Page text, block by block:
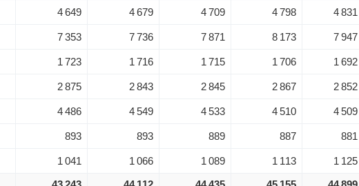
4 649 4 679 4 709 4 798 4 831
7 353 7 736 7 871 8 173 7 947
1 723 1 716 1 715 1 706 1 692
2 875 2 843 2 845 2 867 2 852
4 486 4 549 4 533 4 510 4 509
893 893 889 887 881
1 041 1 066 1 089 1 113 1 125